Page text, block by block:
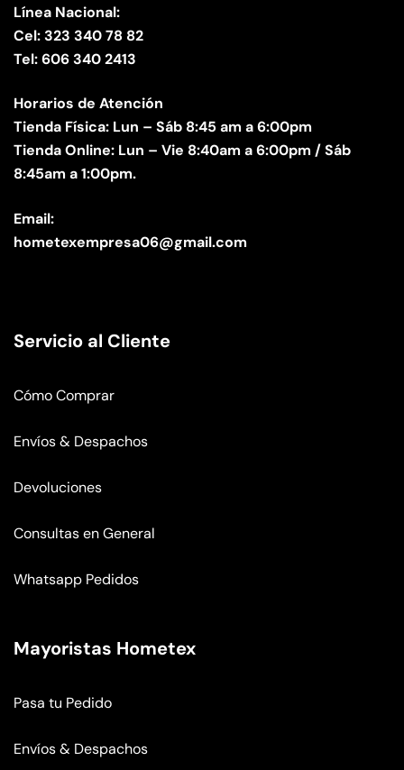
Línea Nacional:
Cel: 323 340 78 82
Tel: 606 340 2413
Horarios de Atención
Tienda Física: Lun – Sáb 8:45 am a 6:00pm
Tienda Online: Lun – Vie 8:40am a 6:00pm / Sáb
8:45am a 1:00pm.
Email:
hometexempresa06@gmail.com
Servicio al Cliente
Cómo Comprar
Envíos & Despachos
Devoluciones
Consultas en General
Whatsapp Pedidos
Mayoristas Hometex
Pasa tu Pedido
Envíos & Despachos